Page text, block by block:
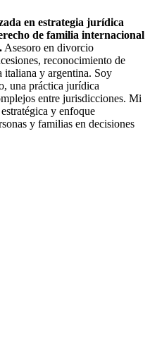
en estrategia jurídica
de familia internacional
Asesoro en divorcio
reconocimiento de
italiana y argentina. Soy
una práctica jurídica
entre jurisdicciones. Mi
y enfoque
y familias en decisiones